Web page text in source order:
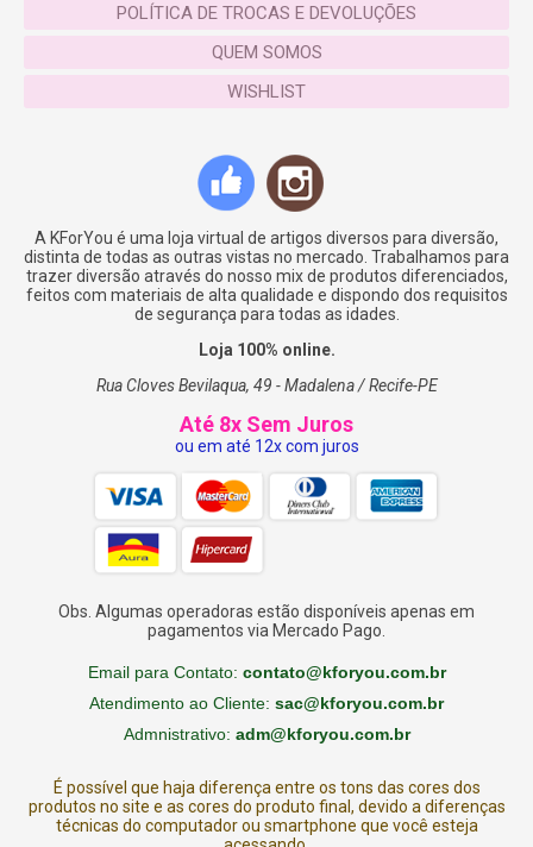
POLÍTICA DE TROCAS E DEVOLUÇÕES
QUEM SOMOS
WISHLIST
A KForYou é uma loja virtual de artigos diversos para diversão,
distinta de todas as outras vistas no mercado. Trabalhamos para
trazer diversão através do nosso mix de produtos diferenciados,
feitos com materiais de alta qualidade e dispondo dos requisitos
de segurança para todas as idades.
Loja 100% online.
Rua Cloves Bevilaqua, 49 - Madalena / Recife-PE
Até 8x Sem Juros
ou em até 12x com juros
Obs. Algumas operadoras estão disponíveis apenas em
pagamentos via Mercado Pago.
Email para Contato: contato@kforyou.com.br
Atendimento ao Cliente: sac@kforyou.com.br
Admnistrativo: adm@kforyou.com.br
É possível que haja diferença entre os tons das cores dos
produtos no site e as cores do produto final, devido a diferenças
técnicas do computador ou smartphone que você esteja